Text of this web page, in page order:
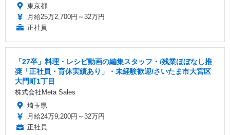
東京都
月給25万2,700円～32万円
正社員
「27卒」料理・レシピ動画の編集スタッフ・/残業ほぼなし推
奨「正社員・育休実績あり」・未経験歓迎/さいたま市大宮区
大門町1丁目
株式会社Meta Sales
埼玉県
月給24万9,200円～32万円
正社員